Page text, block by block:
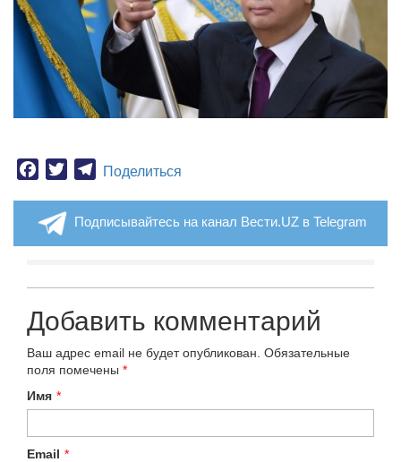
Facebook
TwitterTelegram
Поделиться
Подписывайтесь на канал Вести.UZ в Telegram
Добавить комментарий
Ваш адрес email не будет опубликован. Обязательные
поля помечены *
Имя *
Email *